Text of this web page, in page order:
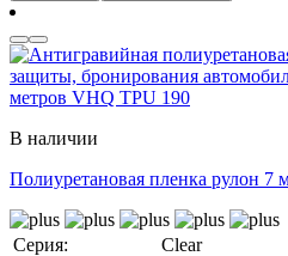
В наличии
Полиуретановая пленка рулон 7
Серия:
Clear